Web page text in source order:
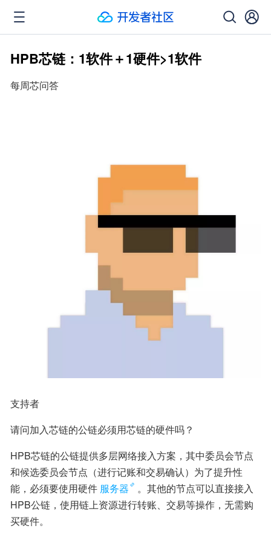
HPB芯链：1软件＋1硬件>1软件
每周芯问答
支持者
请问加入芯链的公链必须用芯链的硬件吗？
HPB芯链的公链提供多层网络接入方案，其中委员会节点
和候选委员会节点（进行记账和交易确认）为了提升性
能，必须要使用硬件 服务器
。其他的节点可以直接接入
HPB公链，使用链上资源进行转账、交易等操作，无需购
买硬件。